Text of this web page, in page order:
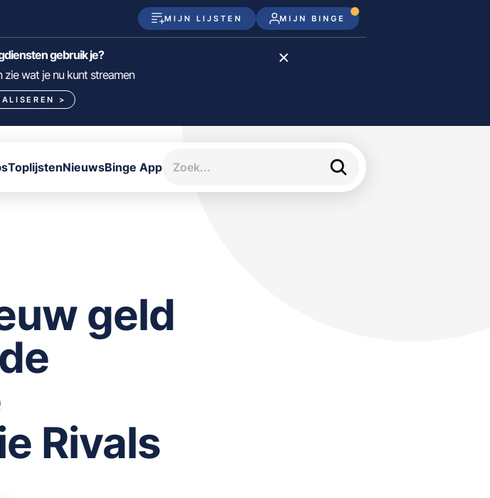
MIJN LIJSTEN MIJN BINGE
Prime Video Disney+
NPO Start
Pathé Thuis
gebruik je?
wat je nu kunt streamen
>
ToplijstenNieuwsBinge App
geld
Rivals